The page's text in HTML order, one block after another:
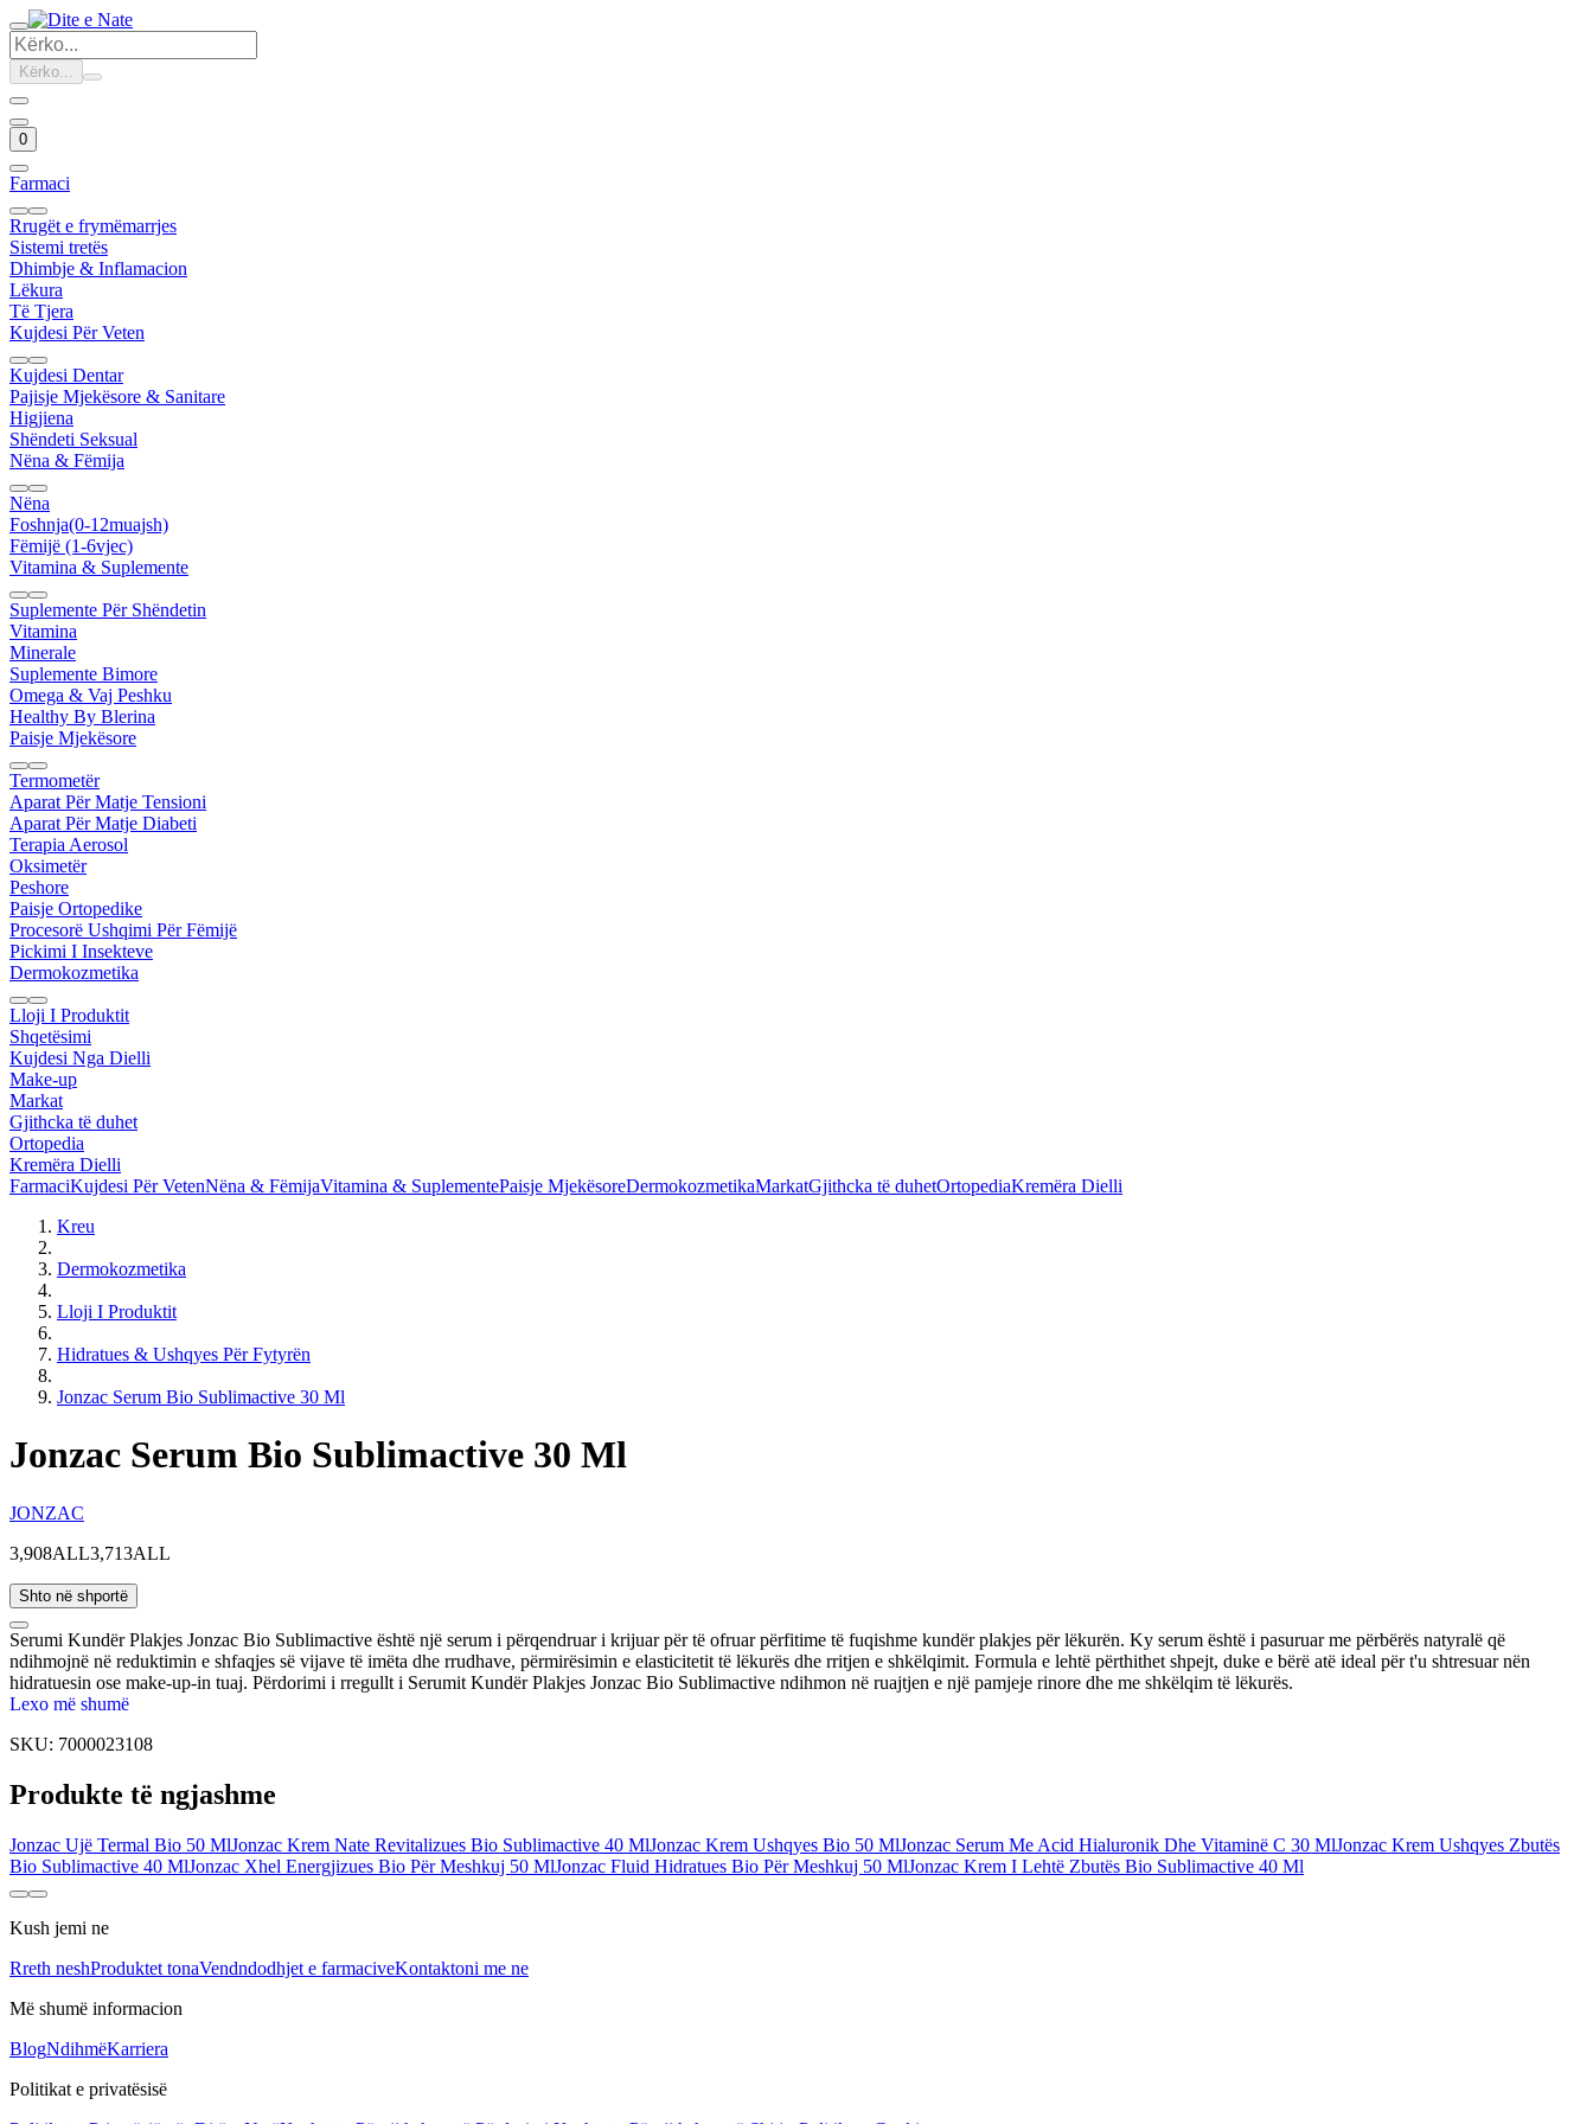
Kërko...
0
Farmaci
Rrugët e frymëmarrjes
Sistemi tretës
Dhimbje & Inflamacion
Lëkura
Të Tjera
Kujdesi Për Veten
Kujdesi Dentar
Pajisje Mjekësore & Sanitare
Higjiena
Shëndeti Seksual
Nëna & Fëmija
Nëna
Foshnja(0-12muajsh)
Fëmijë (1-6vjec)
Vitamina & Suplemente
Suplemente Për Shëndetin
Vitamina
Minerale
Suplemente Bimore
Omega & Vaj Peshku
Healthy By Blerina
Paisje Mjekësore
Termometër
Aparat Për Matje Tensioni
Aparat Për Matje Diabeti
Terapia Aerosol
Oksimetër
Peshore
Paisje Ortopedike
Procesorë Ushqimi Për Fëmijë
Pickimi I Insekteve
Dermokozmetika
Lloji I Produktit
Shqetësimi
Kujdesi Nga Dielli
Make-up
Markat
Gjithcka të duhet
Ortopedia
Kremëra Dielli
FarmaciKujdesi Për VetenNëna & FëmijaVitamina & SuplementePaisje MjekësoreDermokozmetikaMarkatGjithcka të duhetOrtopediaKremëra Dielli
Kreu
Dermokozmetika
Lloji I Produktit
Hidratues & Ushqyes Për Fytyrën
Jonzac Serum Bio Sublimactive 30 Ml
Jonzac Serum Bio Sublimactive 30 Ml
JONZAC
3,908ALL3,713ALL
Shto në shportë
Serumi Kundër Plakjes Jonzac Bio Sublimactive është një serum i përqendruar i krijuar për të ofruar përfitime të fuqishme kundër plakjes për lëkurën. Ky serum është i pasuruar me përbërës natyralë që
ndihmojnë në reduktimin e shfaqjes së vijave të imëta dhe rrudhave, përmirësimin e elasticitetit të lëkurës dhe rritjen e shkëlqimit. Formula e lehtë përthithet shpejt, duke e bërë atë ideal për t'u shtresuar nën
hidratuesin ose make-up-in tuaj. Përdorimi i rregullt i Serumit Kundër Plakjes Jonzac Bio Sublimactive ndihmon në ruajtjen e një pamjeje rinore dhe me shkëlqim të lëkurës.
Lexo më shumë
SKU: 7000023108
Produkte të ngjashme
Jonzac Ujë Termal Bio 50 MlJonzac Krem Nate Revitalizues Bio Sublimactive 40 MlJonzac Krem Ushqyes Bio 50 MlJonzac Serum Me Acid Hialuronik Dhe Vitaminë C 30 MlJonzac Krem Ushqyes Zbutës
Bio Sublimactive 40 MlJonzac Xhel Energjizues Bio Për Meshkuj 50 MlJonzac Fluid Hidratues Bio Për Meshkuj 50 MlJonzac Krem I Lehtë Zbutës Bio Sublimactive 40 Ml
Kush jemi ne
Rreth neshProduktet tonaVendndodhjet e farmaciveKontaktoni me ne
Më shumë informacion
BlogNdihmëKarriera
Politikat e privatësisë